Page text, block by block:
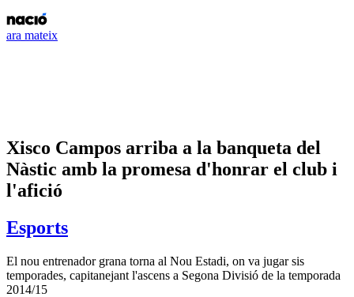
ara mateix
Xisco Campos arriba a la banqueta del
Nàstic amb la promesa d'honrar el club i
l'afició
Esports
El nou entrenador grana torna al Nou Estadi, on va jugar sis
temporades, capitanejant l'ascens a Segona Divisió de la temporada
2014/15